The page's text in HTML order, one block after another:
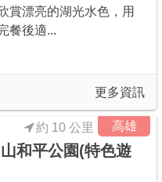
賞漂亮的湖光水色，用
餐後適...
更多資訊
高雄
和平公園(特色遊
約 10 公里